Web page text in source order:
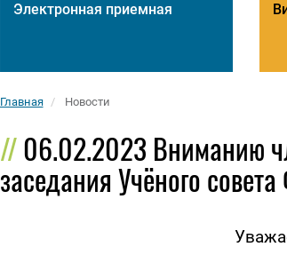
Электронная приемная
Главная Новости
06.02.2023 Вниманию
заседания Учёного